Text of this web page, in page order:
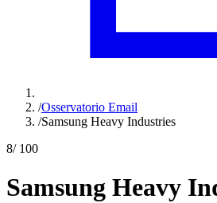
/Osservatorio Email
/Samsung Heavy Industries
8/ 100
Samsung Heavy